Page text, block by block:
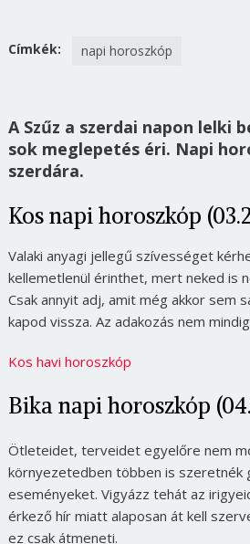
Címkék: napi horoszkóp
A Szűz a szerdai napon lelki
sok meglepetés éri. Napi
szerdára.
Kos napi horoszkóp
Valaki anyagi jellegű szívességet
kellemetlenül érinthet, mert neked is
Csak annyit adj, amit még akkor sem
kapod vissza. Az adakozás nem
Kos havi horoszkóp
Bika napi horoszkóp
Ötleteidet, terveidet egyelőre nem
környezetedben többen is szeretnék
eseményeket. Vigyázz tehát az
érkező hír miatt alaposan át kell
ez csak átmeneti.